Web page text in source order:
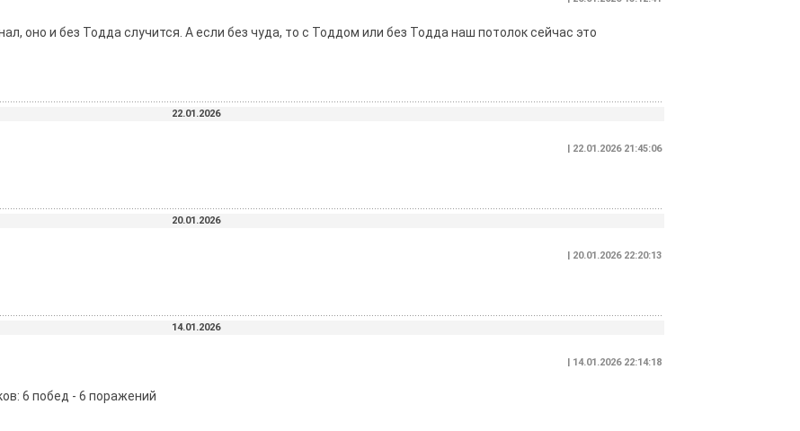
оно и без Тодда случится. А если без чуда, то с Тоддом или без Тодда наш потолок сейчас это
22.01.2026
| 22.01.2026 21:45:06
20.01.2026
| 20.01.2026 22:20:13
14.01.2026
| 14.01.2026 22:14:18
6 побед - 6 поражений